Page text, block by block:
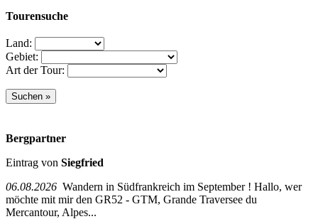
Tourensuche
Land:
Gebiet:
Art der Tour:
Bergpartner
Eintrag von Siegfried
06.08.2026 Wandern in Südfrankreich im September ! Hallo, wer
möchte mit mir den GR52 - GTM, Grande Traversee du
Mercantour, Alpes...